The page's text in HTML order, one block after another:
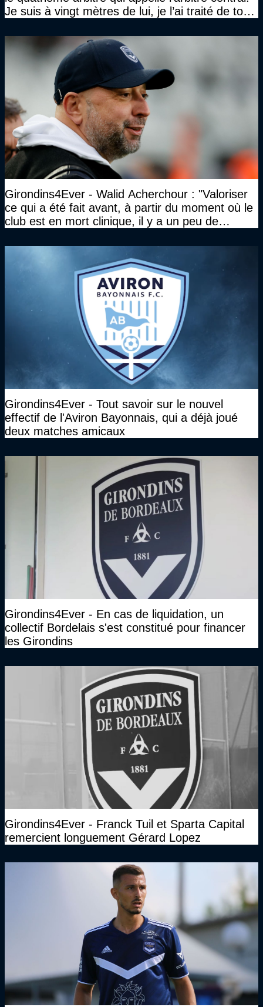
Je suis à vingt mètres de lui, je l’ai traité de tous
Girondins4Ever - Walid Acherchour : "Valoriser
ce qui a été fait avant, à partir du moment où le
club est en mort clinique, il y a un peu de
Girondins4Ever - Tout savoir sur le nouvel
effectif de l'Aviron Bayonnais, qui a déjà joué
deux matches amicaux
Girondins4Ever - En cas de liquidation, un
collectif Bordelais s'est constitué pour financer
les Girondins
Girondins4Ever - Franck Tuil et Sparta Capital
remercient longuement Gérard Lopez